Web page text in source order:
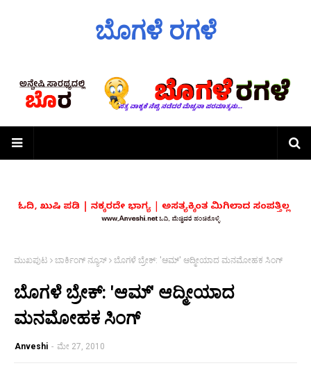
ಬೊಗಳೆ ರಗಳೆ
ಮುಖಪುಟ ಬಾರ್ಕಿಂಗ್ ನ್ಯೂಸ್ ಬೊಗಳೆ ಬ್ರೇಕ್: 'ಆಮ್' ಆದ್ಮೀಯಾದ ಮನಮೋಹಕ ಸಿಂಗ್
ಬೊಗಳೆ ಬ್ರೇಕ್: 'ಆಮ್' ಆದ್ಮೀಯಾದ
ಮನಮೋಹಕ ಸಿಂಗ್
Anveshi - ಮೇ 27, 2010